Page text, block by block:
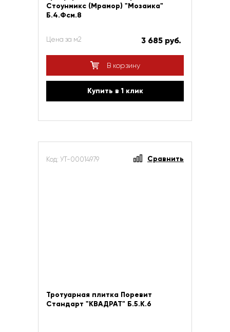
Стоунмикс (Мрамор) "Мозаика"
Б.4.Фсм.8
Цена за м2 3 685 руб.
В корзину
Купить в 1 клик
Код: УТ-00014979 Сравнить
Тротуарная плитка Поревит
Стандарт "КВАДРАТ" Б.5.К.6